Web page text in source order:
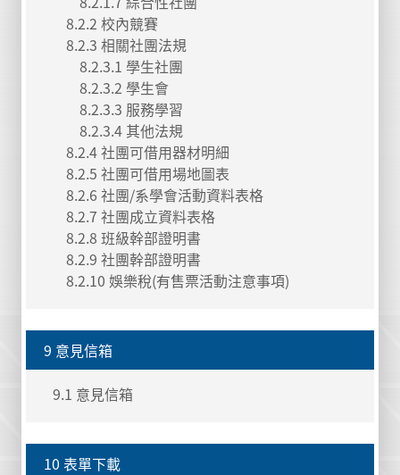
8.2.2 校內競賽
8.2.3 相關社團法規
8.2.3.1 學生社團
8.2.3.2 學生會
8.2.3.3 服務學習
8.2.3.4 其他法規
8.2.4 社團可借用器材明細
8.2.5 社團可借用場地圖表
8.2.6 社團/系學會活動資料表格
8.2.7 社團成立資料表格
8.2.8 班級幹部證明書
8.2.9 社團幹部證明書
8.2.10 娛樂稅(有售票活動注意事項)
9 意見信箱
9.1 意見信箱
10 表單下載